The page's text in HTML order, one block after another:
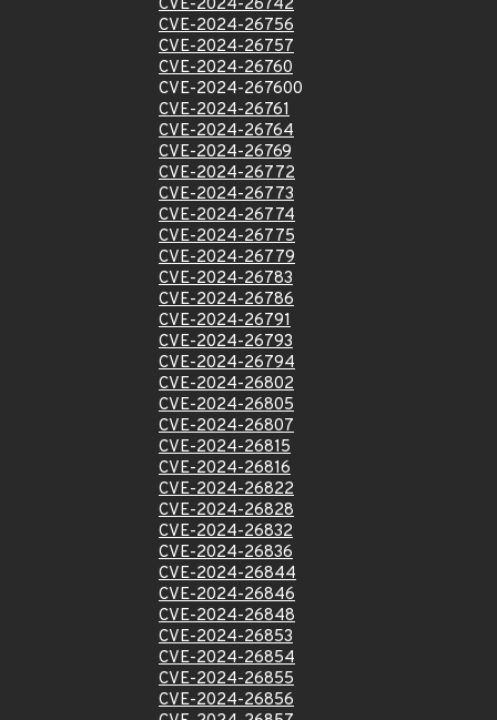
CVE-2024-26742
CVE-2024-26756
CVE-2024-26757
CVE-2024-26760
CVE-2024-267600
CVE-2024-26761
CVE-2024-26764
CVE-2024-26769
CVE-2024-26772
CVE-2024-26773
CVE-2024-26774
CVE-2024-26775
CVE-2024-26779
CVE-2024-26783
CVE-2024-26786
CVE-2024-26791
CVE-2024-26793
CVE-2024-26794
CVE-2024-26802
CVE-2024-26805
CVE-2024-26807
CVE-2024-26815
CVE-2024-26816
CVE-2024-26822
CVE-2024-26828
CVE-2024-26832
CVE-2024-26836
CVE-2024-26844
CVE-2024-26846
CVE-2024-26848
CVE-2024-26853
CVE-2024-26854
CVE-2024-26855
CVE-2024-26856